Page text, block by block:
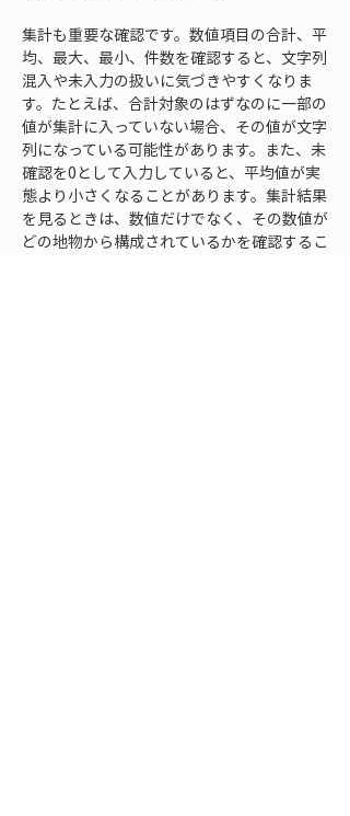
集計も重要な確認です。数値項目の合計、平
均、最大、最小、件数を確認すると、文字列
混入や未入力の扱いに気づきやすくなりま
す。たとえば、合計対象のはずなのに一部の
値が集計に入っていない場合、その値が文字
列になっている可能性があります。また、未
確認を0として入力していると、平均値が実
態より小さくなることがあります。集計結果
を見るときは、数値だけでなく、その数値が
どの地物から構成されているかを確認するこ